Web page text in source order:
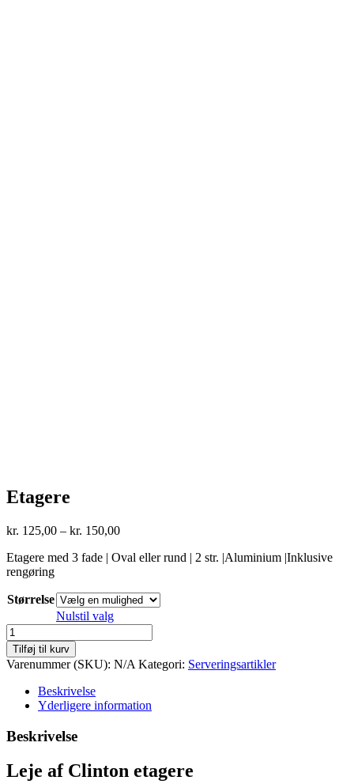
Etagere
kr. 125,00 – kr. 150,00Prisinterval:
til
Etagere med 3 fade | Oval eller rund | 2 str. |Aluminium |Inklusive
rengøring
Størrelse
Nulstil valg
Etagere
antal
Tilføj til kurv
Varenummer (SKU): N/A Kategori: Serveringsartikler
Beskrivelse
Yderligere information
Beskrivelse
Leje af Clinton etagere